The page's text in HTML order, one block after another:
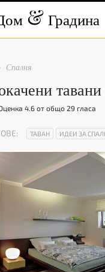
Градина
Спалня
тавани
4.6 от общо 29 гласа
ТАВАН ИДЕИ ЗА